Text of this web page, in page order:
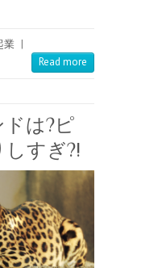
業 |
Read more
ドは?ピ
しすぎ?!